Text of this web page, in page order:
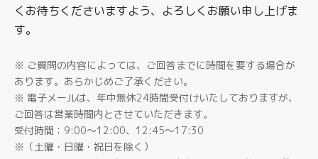
くお待ちくださいますよう、よろしくお願い申し上げま
す。
※ ご質問の内容によっては、ご回答までに時間を要する場合が
あります。あらかじめご了承ください。
※ 電子メールは、年中無休24時間受付けいたしておりますが、
ご回答は営業時間内とさせていただきます。
受付時間：9:00～12:00、12:45～17:30
※（土曜・日曜・祝日を除く）